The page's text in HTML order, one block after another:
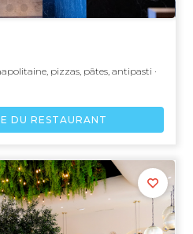
pizzas, pâtes, antipasti ·
DU RESTAURANT